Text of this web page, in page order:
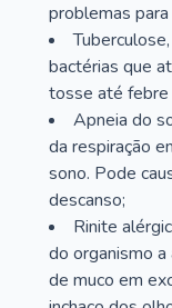
problemas para
bactérias que
tosse até febre
Apneia do
da respiração
sono. Pode
descanso;
Rinite
do organismo
de muco em